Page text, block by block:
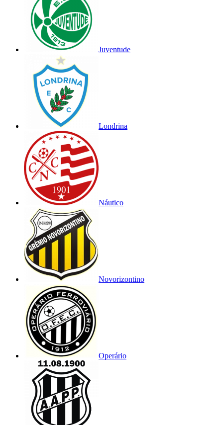
Juventude
Londrina
Náutico
Novorizontino
Operário